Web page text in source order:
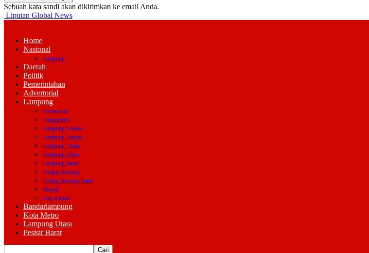
Sebuah kata sandi akan dikirimkan ke email Anda.
Liputan Global News
Home
Nasional
Lampung
Daerah
Politik
Pemerintahan
Advertorial
Lampung
Pesawaran
Tanggamus
Lampung Selatan
Lampung Tengah
Lampung Timur
Lampung Utara
Lampung Barat
Tulang Bawang
Tulang Bawang Barat
Mesuji
Way Kanan
Bandarlampung
Kota Metro
Lampung Utara
Pesisir Barat